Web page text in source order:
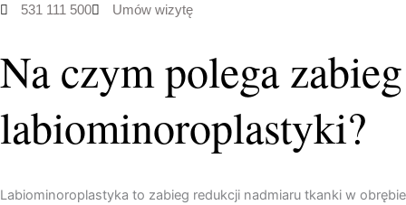
531 111 500 Umów wizytę
Na czym polega zabieg
labiominoroplastyki?
Labiominoroplastyka to zabieg redukcji nadmiaru tkanki w obrębie